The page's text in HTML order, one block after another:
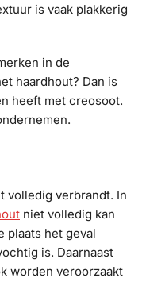
is vaak plakkerig
in de
haardhout? Dan is
heeft met creosoot.
volledig verbrandt. In
niet volledig kan
plaats het geval
is. Daarnaast
worden veroorzaakt